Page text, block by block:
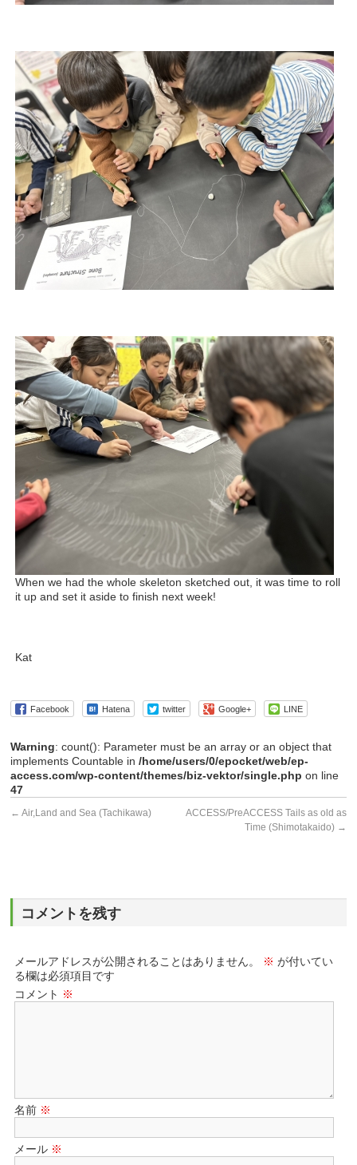
When we had the whole skeleton sketched out, it was time to roll
it up and set it aside to finish next week!
Kat
Facebook Hatena twitter Google+ LINE
Warning: count(): Parameter must be an array or an object that
implements Countable in/home/users/0/epocket/web/ep-
access.com/wp-content/themes/biz-vektor/single.php on line
47
← Air,Land and Sea (Tachikawa)
ACCESS/PreACCESS Tails as old as
Time (Shimotakaido) →
コメントを残す
メールアドレスが公開されることはありません。 ※ が付いてい
る欄は必須項目です
コメント ※
名前 ※
メール ※